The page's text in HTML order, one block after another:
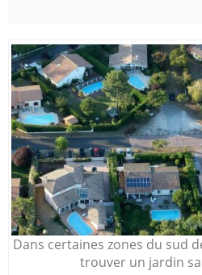
Dans certaines zones du sud
trouver un jardin